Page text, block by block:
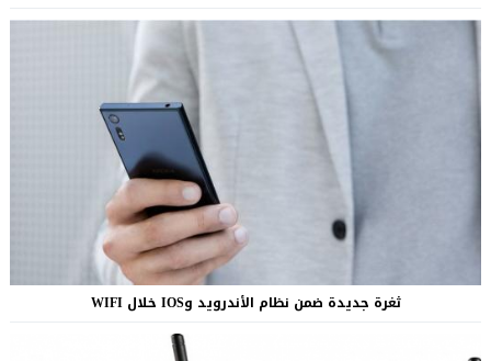
ثغرة جديدة ضمن نظام الأندرويد وIOS خلال WIFI